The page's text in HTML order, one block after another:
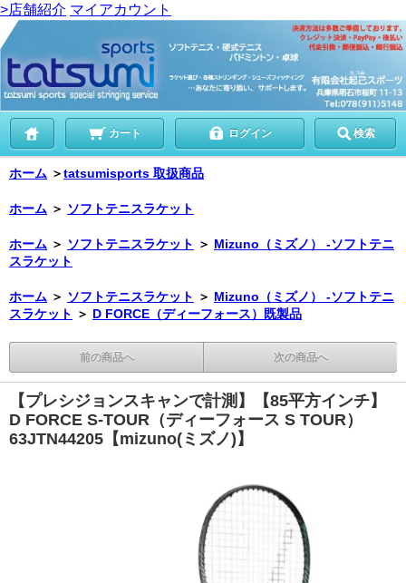
>店舗紹介 マイアカウント
カート ログイン 検索
ホーム ＞tatsumisports 取扱商品
ホーム ＞ ソフトテニスラケット
ホーム ＞ ソフトテニスラケット ＞ Mizuno（ミズノ） -ソフトテニ
スラケット
ホーム ＞ ソフトテニスラケット ＞ Mizuno（ミズノ） -ソフトテニ
スラケット ＞ D FORCE（ディーフォース）既製品
前の商品へ 次の商品へ
【プレシジョンスキャンで計測】【85平方インチ】
D FORCE S-TOUR（ディーフォース S TOUR）
63JTN44205【mizuno(ミズノ)】